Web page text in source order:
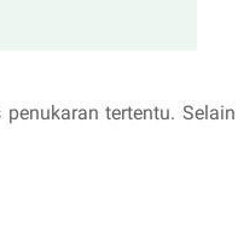
tertentu. Selain